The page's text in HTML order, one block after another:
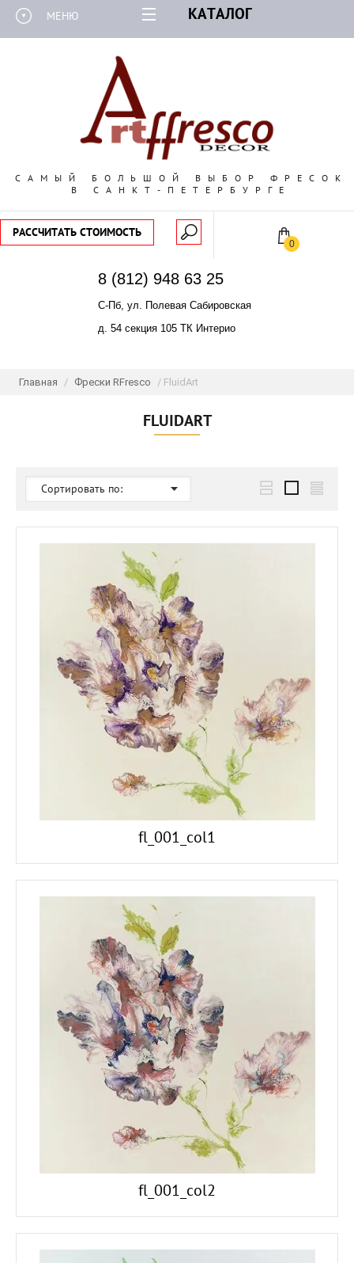
КАТАЛОГ
МЕНЮ
САМЫЙ БОЛЬШОЙ ВЫБОР ФРЕСОК
В САНКТ-ПЕТЕРБУРГЕ
РАССЧИТАТЬ СТОИМОСТЬ
0
8 (812) 948 63 25
С-Пб, ул. Полевая Сабировская
д. 54 секция 105 ТК Интерио
Главная / Фрески RFresco / FluidArt
FLUIDART
Сортировать по:
fl_001_col1
fl_001_col2